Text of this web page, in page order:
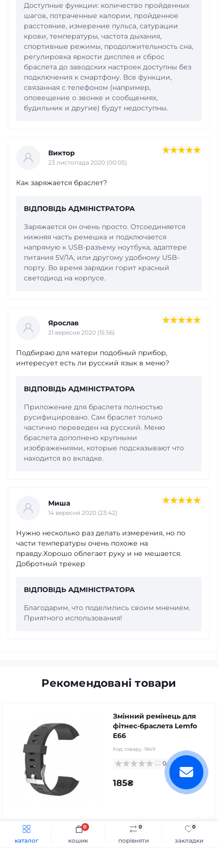
каталог порівняти
0
закладки
0
кошик
0
Доступные функции: количество пройденных
шагов, потраченные калории, пройденное
расстояние, измерение пульса, сатурации
крови, температуры, частота дыхания,
спортивные режимы, продолжительность сна,
регулировка яркости дисплея и сброс
браслета до заводских настроек доступны без
подключения к смартфону. Все функции,
связанная с телефоном (например,
оповещение о звонке и сообщениях,
будильник и другие) будут недоступны.
Виктор
23 листопада 2020 (00:05)
Как заряжается браслет?
ВІДПОВІДЬ АДМІНІСТРАТОРА
Заряжается он очень просто. Отсоединяется
нижняя часть ремешка и подключается
напрямую к USB-разъему ноутбука, адаптерe
питания 5V/1A, или другому удобному USB-
порту. Во время зарядки горит красный
светодиод на корпусе.
Ярослав
21 вересня 2020 (15:56)
Подбираю для матери подобный прибор,
интересует есть ли русский язык в меню?
ВІДПОВІДЬ АДМІНІСТРАТОРА
Приложение для браслета полностью
русифицировано. Сам браслет только
частично переведен на русский. Меню
браслета дополнено крупными
изображениями, которые подсказывают что
находится во вкладке.
Миша
14 вересня 2020 (23:42)
Нужно несколько раз делать измерения, но по
части температуры очень похоже на
правду.Хорошо облегает руку и не мешается.
Добротный трекер
ВІДПОВІДЬ АДМІНІСТРАТОРА
Благодарим, что поделились своим мнением.
Приятного использования!
Рекомендовані товари
Змінний ремінець для
фітнес-браслета Lemfo
E66
Код товару: 1849
0
185₴